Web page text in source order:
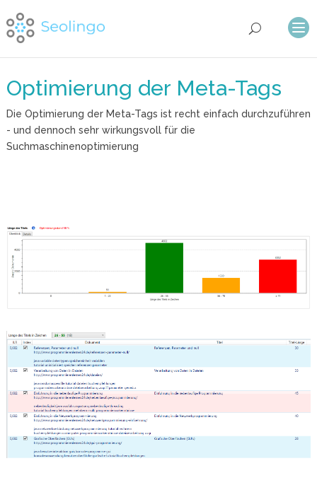
Optimierung der Meta-Tags
Die Optimierung der Meta-Tags ist recht einfach durchzuführen
- und dennoch sehr wirkungsvoll für die
Suchmaschinenoptimierung